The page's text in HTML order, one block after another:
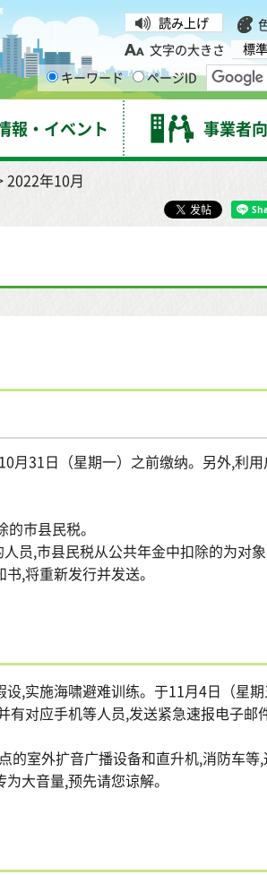
読み上げ
文字の大きさ
標準
キーワード
ページID
報・イベント 事業者
2022年10月
月31日（星期一）之前缴纳。另外,利
市县民税。
员,市县民税从公共年金中扣除的为对
,将重新发行并发送。
,实施海啸避难训练。于11月4日（星
有对应手机等人员,发送紧急速报电子
的室外扩音广播设备和直升机,消防车
大音量,预先请您谅解。